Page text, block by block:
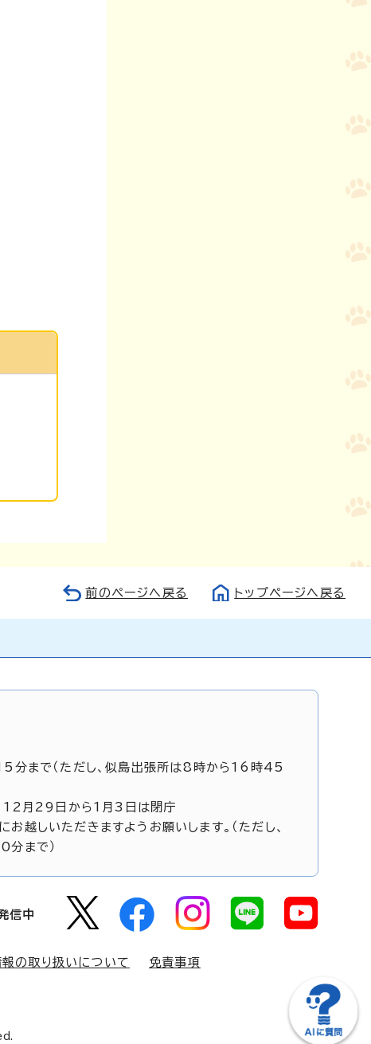
前のページへ戻る トップページへ戻る
まで（ただし、似島出張所は8時から16時45
12月29日から1月3日は閉庁
越しいただきますようお願いします。（ただし、
まで）
信中
の取り扱いについて 免責事項